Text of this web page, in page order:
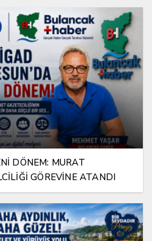
DÖNEM: MURAT
GÖREVİNE ATANDI